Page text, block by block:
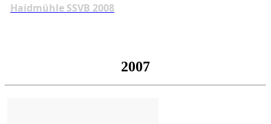
Haidmühle SSVB 2008
2007